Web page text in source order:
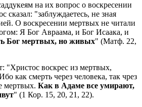
на их вопрос о воскресении
сказал: "заблуждаетесь, не зная
О воскресении мертвых не читали
Я Бог Авраама, и Бог Исаака, и
Бог мертвых, но живых" (Матф. 22,
"Христос воскрес из мертвых,
как смерть через человека, так чрез
мертвых. Как в Адаме все умирают,
" (1 Кор. 15, 20, 21, 22).